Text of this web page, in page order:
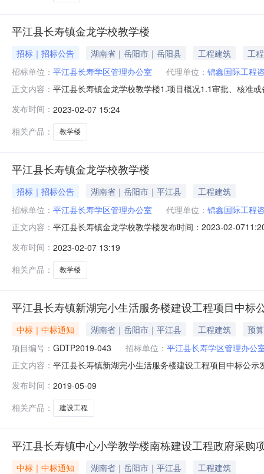
平江县长寿镇金龙学校教学楼
招标｜招标公告 湖南省｜岳阳市｜岳阳县 工程建筑
工程
招标单位： 平江县长寿学区管理办公室 代理单位： 锦鑫国际工程
正文内容： 平江县长寿镇金龙学校教学楼1.项目概况1.1审批、核准
属工程，项目总投资为7147553.8元，资金来源和落实
楼；1.2.2
发布时间： 2023-02-07 15:24
相关产品：
教学楼
平江县长寿镇金龙学校教学楼
招标｜招标公告 湖南省｜岳阳市｜平江县
工程建筑
招标单位： 平江县长寿学区管理办公室 代理单位： 锦鑫国际工程
正文内容： 平江县长寿镇金龙学校教学楼发布时间：2023-02-
长寿学区管理办公室，主要建设内容：新建教学综合楼1
发布时间： 2023-02-07 13:19
相关产品：
教学楼
平江县长寿镇新湖完小生活服务楼建设工程项目中标
中标｜中标通知 湖南省｜岳阳市｜平江县 工程建筑
预
项目编号： GDTP2019-043 招标单位： 平江县长寿学区管理办公
正文内容： 平江县长寿镇新湖完小生活服务楼建设工程项目中标公
编号：平财采计[2019]0177号2、采购代理编号：
发布时间： 2019-05-09
相关产品：
建设工程
平江县长寿镇中心小学教学楼南栋建设工程政府采购
中标｜中标通知 湖南省｜岳阳市｜平江县
工程建筑